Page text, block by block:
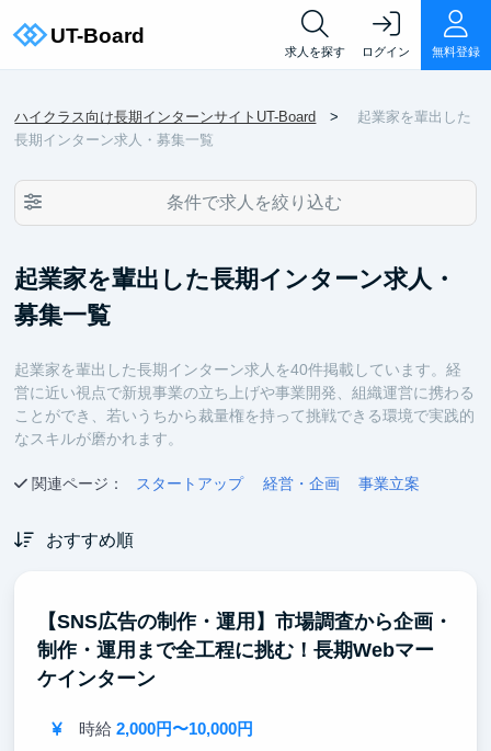
求人を探す ログイン 無料登録
ハイクラス向け長期インターンサイトUT-Board
起業家を輩出した
長期インターン求人・募集一覧
条件で求人を絞り込む
起業家を輩出した長期インターン求人・
募集一覧
起業家を輩出した長期インターン求人を40件掲載しています。経
営に近い視点で新規事業の立ち上げや事業開発、組織運営に携わる
ことができ、若いうちから裁量権を持って挑戦できる環境で実践的
なスキルが磨かれます。
関連ページ： スタートアップ 経営・企画 事業立案
おすすめ順
【SNS広告の制作・運用】市場調査から企画・
制作・運用まで全工程に挑む！長期Webマー
ケインターン
時給 2,000円〜10,000円